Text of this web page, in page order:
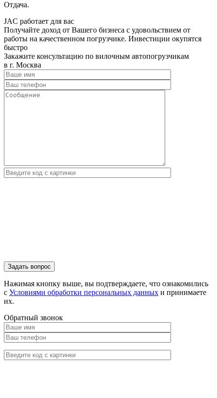
Отдача.
JAC работает для вас
Получайте доход от Вашего бизнеса с удовольствием от
работы на качественном погрузчике. Инвестиции окупятся
быстро
Закажите консультацию по вилочным автопогрузчикам
в г. Москва
Нажимая кнопку выше, вы подтверждаете, что ознакомились
с Условиями обработки персональных данных и принимаете
их.
Обратный звонок